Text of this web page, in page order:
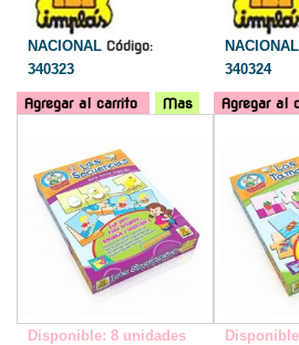
NACIONAL Código:
340323
Agregar al carrito Mas
NACIONAL
340324
Agregar al
Disponible: 8 unidades